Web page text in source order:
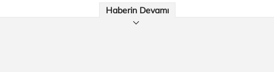
Haberin Devamı